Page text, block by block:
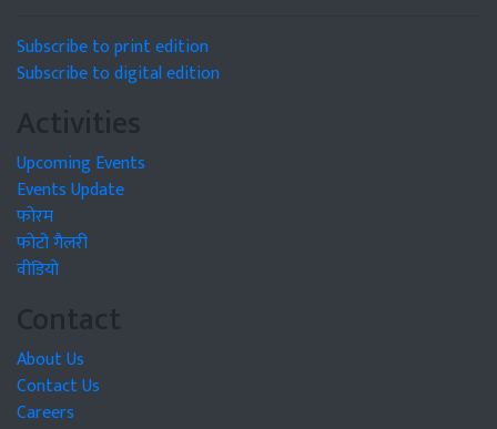
Subscribe to print edition
Subscribe to digital edition
Activities
Upcoming Events
Events Update
फोरम
फोटो गैलरी
वीडियो
Contact
About Us
Contact Us
Careers